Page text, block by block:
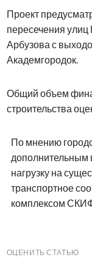
Проект
пересечения
Арбузова с
Академгородок.
Общий объем
строительства
По мнению
дополнительным
нагрузку на
транспортное
комплексом
ОЦЕНИТЬ СТАТЬЮ